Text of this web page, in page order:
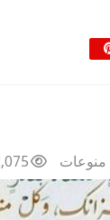
منوعات